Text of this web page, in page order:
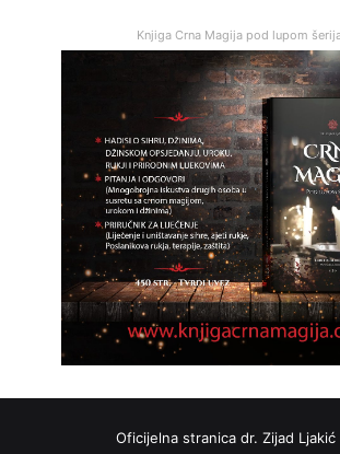
Knjiga Crna Magija pod lupom
Oficijelna stranica dr. Zijad Ljakić